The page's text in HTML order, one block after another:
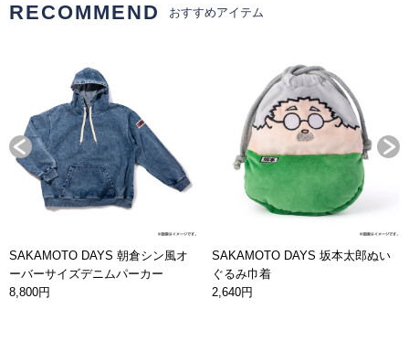
RECOMMEND おすすめアイテム
SAKAMOTO DAYS 朝倉シン風オ
ーバーサイズデニムパーカー
8,800円
SAKAMOTO DAYS 坂本太郎ぬい
ぐるみ巾着
2,640円